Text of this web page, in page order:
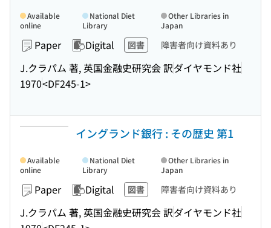
Paper Digital 図書 障害者向け資料あり
J.クラパム 著, 英国金融史研究会 訳ダイヤモンド社
1970<DF245-1>
Available
online
National Diet
Library
Other Libraries in
Japan
イングランド銀行 : その歴史 第1
Paper Digital 図書 障害者向け資料あり
J.クラパム 著, 英国金融史研究会 訳ダイヤモンド社
Available
online
National Diet
Library
Other Libraries in
Japan